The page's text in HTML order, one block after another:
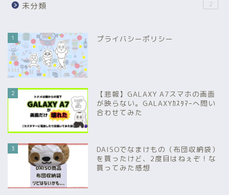
未分類 2
1 プライバシーポリシー
2
【悲報】GALAXY A7スマホの画面
が映らない。GALAXYｶｽﾀﾏｰへ問い
合わせてみた
3
DAISOでなまけもの（布団収納袋）
を買ったけど、2度目はねぇぞ！な
買ってみた感想